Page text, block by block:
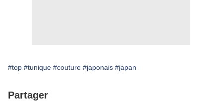
#top #tunique #couture #japonais #japan
Partager